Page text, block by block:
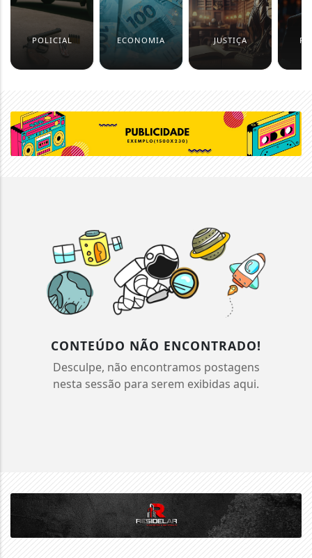
POLICIAL ECONOMIA JUSTIÇA
CONTEÚDO NÃO ENCONTRADO!
Desculpe, não encontramos postagens
nesta sessão para serem exibidas aqui.